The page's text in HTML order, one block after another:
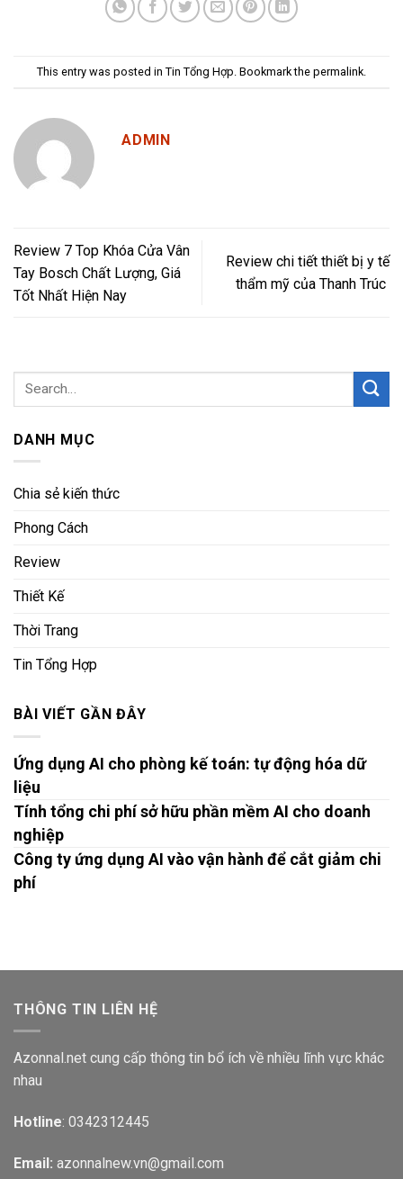
This entry was posted in Tin Tổng Hợp . Bookmark the permalink
ADMIN
Review 7 Top Khóa Cửa Vân
Tay Bosch Chất Lượng, Giá
Tốt Nhất Hiện Nay
Review chi tiết thiết bị y tế
thẩm mỹ của Thanh Trúc
DANH MỤC
Chia sẻ kiến thức
Phong Cách
Review
Thiết Kế
Thời Trang
Tin Tổng Hợp
BÀI VIẾT GẦN ĐÂY
Ứng dụng AI cho phòng kế toán: tự động hóa dữ
liệu
Tính tổng chi phí sở hữu phần mềm AI cho doanh
nghiệp
Công ty ứng dụng AI vào vận hành để cắt giảm chi
phí
THÔNG TIN LIÊN HỆ
Azonnal.net cung cấp thông tin bổ ích về nhiều lĩnh vực khác
nhau
Hotline: 0342312445
Email: azonnalnew.vn@gmail.com